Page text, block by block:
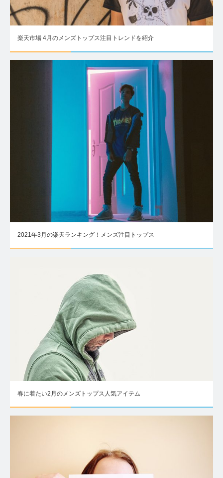
楽天市場 4月のメンズトップス注目トレンドを紹介
2021年3月の楽天ランキング！メンズ注目トップス
春に着たい2月のメンズトップス人気アイテム